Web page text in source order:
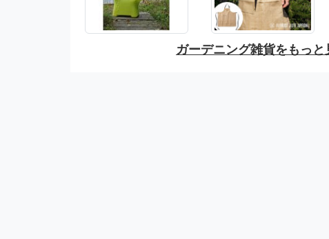
ガーデニング雑貨をもっと